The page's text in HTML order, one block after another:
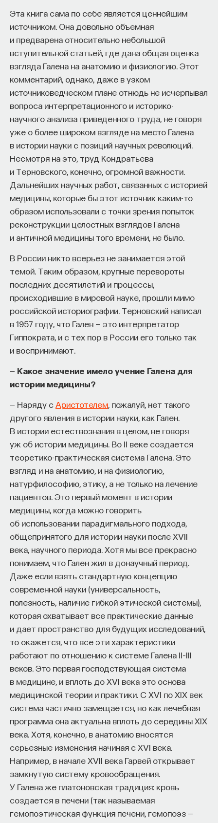
Эта книга сама по себе является ценнейшим
источником. Она довольно объемная
и предварена относительно небольшой
вступительной статьей, где дана общая оценка
взгляда Галена на анатомию и физиологию. Этот
комментарий, однако, даже в узком
источниковедческом плане отнюдь не исчерпывал
вопроса интерпретационного и историко-
научного анализа приведенного труда, не говоря
уже о более широком взгляде на место Галена
в истории науки с позиций научных революций.
Несмотря на это, труд Кондратьева
и Терновского, конечно, огромной важности.
Дальнейших научных работ, связанных с историей
медицины, которые бы этот источник каким-то
образом использовали с точки зрения попыток
реконструкции целостных взглядов Галена
и античной медицины того времени, не было.
В России никто всерьез не занимается этой
темой. Таким образом, крупные перевороты
последних десятилетий и процессы,
происходившие в мировой науке, прошли мимо
российской историографии. Терновский написал
в 1957 году, что Гален — это интерпретатор
Гиппократа, и с тех пор в России его только так
и воспринимают.
— Какое значение имело учение Галена для
истории медицины?
— Наряду с Аристотелем , пожалуй, нет такого
другого явления в истории науки, как Гален.
В истории естествознания в целом, не говоря
уж об истории медицины. Во II веке создается
теоретико-практическая система Галена. Это
взгляд и на анатомию, и на физиологию,
натурфилософию, этику, а не только на лечение
пациентов. Это первый момент в истории
медицины, когда можно говорить
об использовании парадигмального подхода,
общепринятого для истории науки после XVII
века, научного периода. Хотя мы все прекрасно
понимаем, что Гален жил в донаучный период.
Даже если взять стандартную концепцию
современной науки (универсальность,
полезность, наличие гибкой этической системы),
которая охватывает все практические данные
и дает пространство для будущих исследований,
то окажется, что все эти характеристики
работают по отношению к системе Галена II–III
веков. Это первая господствующая система
в медицине, и вплоть до XVI века это основа
медицинской теории и практики. С XVI по XIX век
система частично замещается, но как лечебная
программа она актуальна вплоть до середины XIX
века. Хотя, конечно, в анатомию вносятся
серьезные изменения начиная с XVI века.
Например, в начале XVII века Гарвей открывает
замкнутую систему кровообращения.
У Галена же платоновская традиция: кровь
создается в печени (так называемая
гемопоэтическая функция печени, гемопоэз —
БИОЛОГИЯ
1297 публикаций
БИОЛОГИЯ МОЗГ НЕЙРОФИЗИОЛОГИЯ
ЕСТЕСТВЕННЫЕ НАУКИ ЖУРНАЛ
ХИМИЯ МЕЖДУ НЕЙРОНАМИ
КУРС
Химия между нейронами:
вещества, которые управляют
нами
СОХРАНИТЬ КУРС
Внеси свой вклад в дело
просвещения!
ПОДДЕРЖАТЬ ПОСТНАУКУ